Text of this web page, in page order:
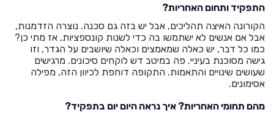
התפקיד ותחום האחריות?
הקורונה האיצה תהליכים, אבל יש בזה גם סכנה. נוצרה הזדמנות,
אבל אם אנשים לא ישתמשו בה כדי לשנות קונספציות, אז מתי כן?
כמו כל דבר, יש כאלה שמאמצים וכאלה שיושבים על הגדר, וזו
גישה מסוכנת בעיניי. פה במיטב דש לוקחים סיכונים. מרגישים
שעושים שינויים והתאמות. התקופה דוחפת לכיוון הזה, מפילה
אסימונים.
מהם תחומי האחריות? איך נראה היום יום בתפקיד?